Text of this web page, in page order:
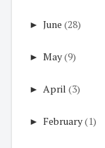
► June (28)
► May(9)
► April (3)
► February(1)